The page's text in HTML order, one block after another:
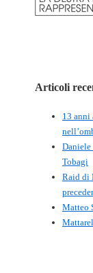
Articoli
13 anni
Daniele
Tobagi
Raid di
Matteo